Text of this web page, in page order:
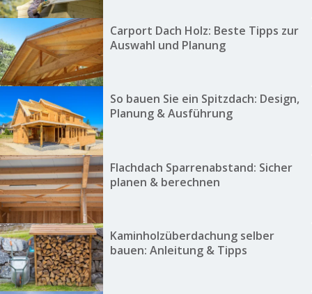
Carport Dach Holz: Beste Tipps zur
Auswahl und Planung
So bauen Sie ein Spitzdach: Design,
Planung & Ausführung
Flachdach Sparrenabstand: Sicher
planen & berechnen
Kaminholzüberdachung selber
bauen: Anleitung & Tipps